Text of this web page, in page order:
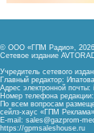
© ООО «ГПМ Радио», 2026
Сетевое издание
Учредитель сетевого
Главный редактор:
Адрес электронной почты:
Номер телефона
По всем вопросам
сейлз-хаус «ГПМ
E-mail: sales@gazprom-
https://gpmsaleshouse.ru